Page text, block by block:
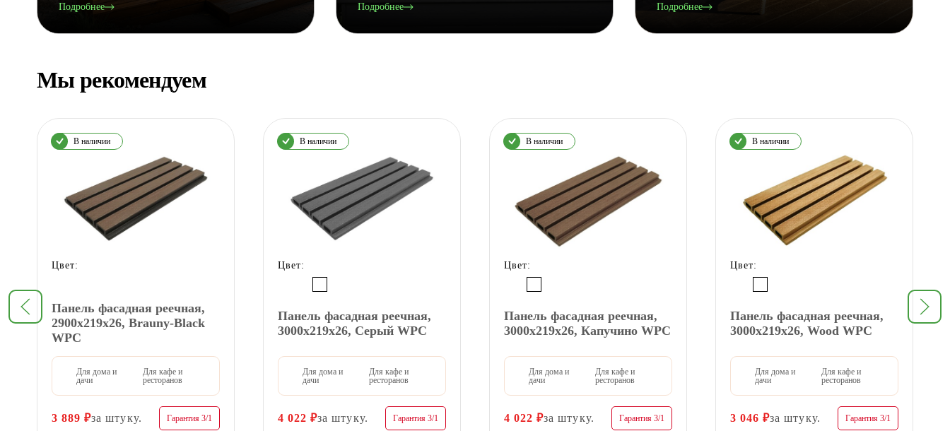
Подробнее Подробнее Подробнее
Мы рекомендуем
В наличии
Цвет:
Панель фасадная реечная,
2900х219х26, Brauny-Black
WPC
Для дома и
дачи
Для кафе и
ресторанов
3 889 ₽за штуку. Гарантия 3/1
В наличии
Цвет:
Панель фасадная реечная,
3000х219х26, Серый WPC
Для дома и
дачи
Для кафе и
ресторанов
4 022 ₽за штуку. Гарантия 3/1
В наличии
Цвет:
Панель фасадная реечная,
3000х219х26, Капучино WPC
Для дома и
дачи
Для кафе и
ресторанов
4 022 ₽за штуку. Гарантия 3/1
В наличии
Цвет:
Панель фасадная реечная,
3000х219х26, Wood WPC
Для дома и
дачи
Для кафе и
ресторанов
3 046 ₽за штуку. Гарантия 3/1